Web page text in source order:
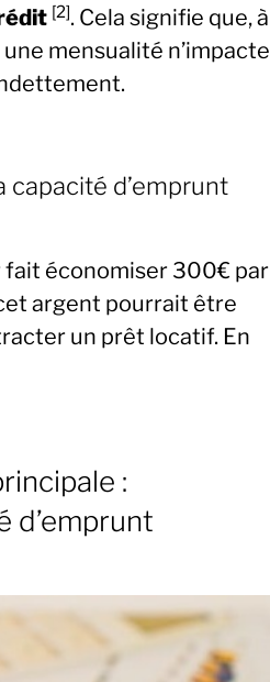
[2]. Cela signifie que, à
mensualité n’impacte
capacité d’emprunt
fait économiser 300€ par
argent pourrait être
un prêt locatif. En
:
d’emprunt